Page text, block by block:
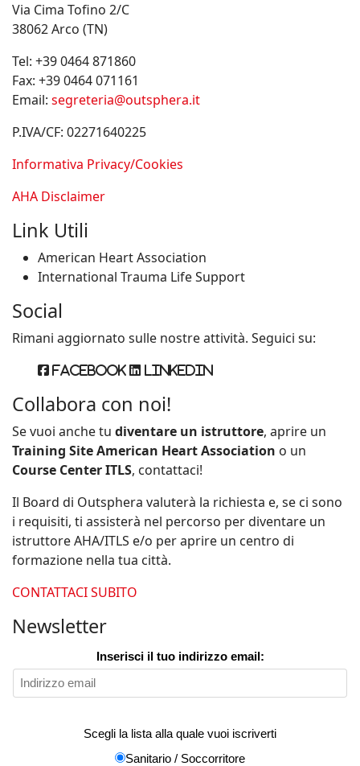
Via Cima Tofino 2/C
38062 Arco (TN)
Tel: +39 0464 871860
Fax: +39 0464 071161
Email: segreteria@outsphera.it
P.IVA/CF: 02271640225
Informativa Privacy/Cookies
AHA Disclaimer
Link Utili
American Heart Association
International Trauma Life Support
Social
Rimani aggiornato sulle nostre attività. Seguici su:
Facebook Linkedin
Collabora con noi!
Se vuoi anche tu diventare un istruttore, aprire un
Training Site American Heart Association o un
Course Center ITLS, contattaci!
Il Board di Outsphera valuterà la richiesta e, se ci sono
i requisiti, ti assisterà nel percorso per diventare un
istruttore AHA/ITLS e/o per aprire un centro di
formazione nella tua città.
CONTATTACI SUBITO
Newsletter
Inserisci il tuo indirizzo email:
Scegli la lista alla quale vuoi iscriverti
Sanitario / Soccorritore